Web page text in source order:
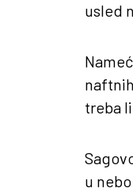
usled
treba
u